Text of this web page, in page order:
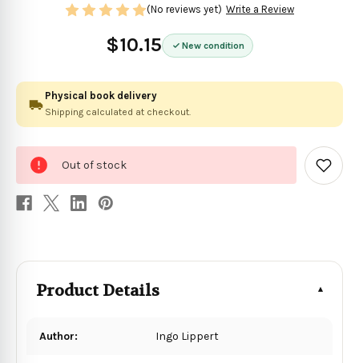
$10.15 New condition
(No reviews yet) Write a Review
Physical book delivery
Shipping calculated at checkout.
stock
Out of stock
Add
to
Product Details
Author: Ingo Lippert